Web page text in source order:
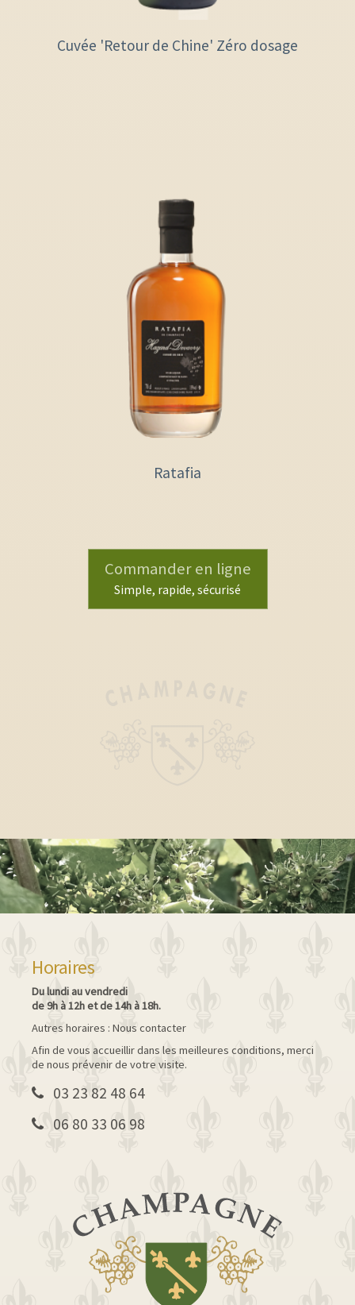
Cuvée 'Retour de Chine' Zéro dosage
Ratafia
Commander en ligne
Simple, rapide, sécurisé
Horaires
Du lundi au vendredi
de 9h à 12h et de 14h à 18h.
Autres horaires : Nous contacter
Afin de vous accueillir dans les meilleures conditions, merci
de nous prévenir de votre visite.
03 23 82 48 64
06 80 33 06 98